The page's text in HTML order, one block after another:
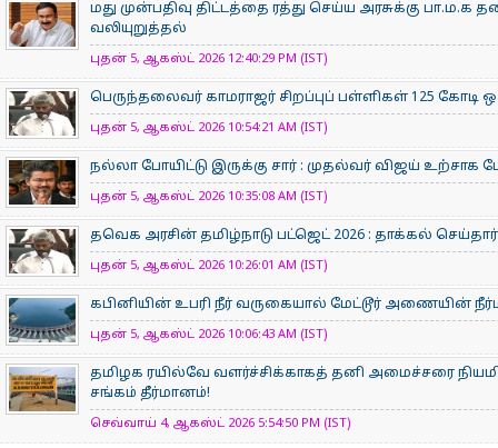
மது முன்பதிவு திட்டத்தை ரத்து செய்ய‌ அரசுக்கு
வலியுறுத்தல்
புதன் 5, ஆகஸ்ட் 2026 12:40:29 PM (IST)
பெருந்தலைவர் காமராஜர் சிறப்புப் பள்ளிகள் 125 கோடி
புதன் 5, ஆகஸ்ட் 2026 10:54:21 AM (IST)
நல்லா போயிட்டு இருக்கு சார் : முதல்வர் விஜய் உற்சாக
புதன் 5, ஆகஸ்ட் 2026 10:35:08 AM (IST)
தவெக அரசின் தமிழ்நாடு பட்ஜெட் 2026 : தாக்கல்
புதன் 5, ஆகஸ்ட் 2026 10:26:01 AM (IST)
கபினியின் உபரி நீர் வருகையால் மேட்டூர் அணையின்
புதன் 5, ஆகஸ்ட் 2026 10:06:43 AM (IST)
தமிழக ரயில்வே வளர்ச்சிக்காகத் தனி அமைச்சரை
சங்கம் தீர்மானம்!
செவ்வாய் 4, ஆகஸ்ட் 2026 5:54:50 PM (IST)